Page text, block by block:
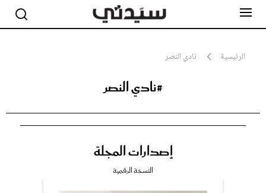
الرئيسية نادي النصر
#نادي النصر
إصدارات المجلة
النسخة الرقمية
جمال
صحة ورشاقة